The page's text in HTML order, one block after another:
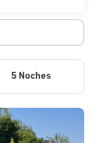
5 Noches